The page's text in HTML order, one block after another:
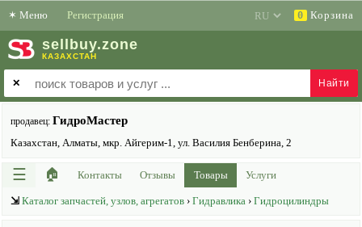
✶ Меню Регистрация 0 Корзина
sell buy.zone
КАЗАХСТАН
✕
продавец: ГидроМастер
Казахстан, Алматы, мкр. Айгерим-1, ул. Василия Бенберина, 2
☰ 🏠 Контакты Отзывы Товары Услуги
⇲ Каталог запчастей, узлов, агрегатов › Гидравлика › Гидроцилиндры